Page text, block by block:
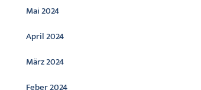
Mai 2024
April 2024
März 2024